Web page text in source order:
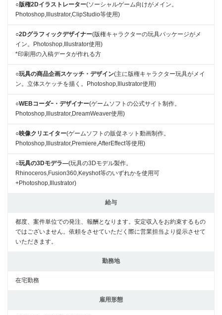
○版権2Dイラストレーター(ソーシャルゲーム向けがメイン。
Photoshop,Illustrator,ClipStudio等使用)
○2Dグラフィックデザイナー(版権キャラクターの玩具パッケージがメ
イン。Photoshop,Illustrator使用)
*印刷用の入稿データが作れる方
○玩具の商品企画スケッチ・デザイン(主に版権キャラクター玩具がメイ
ン。立体スケッチを描く。Photoshop,Illustrator使用)
○WEBコーダｰ・デザイナー(ゲームソフトの公式サイト制作。
Photoshop,Illustrator,DreamWeaver使用)
○映像クリエイター(ゲームソフトの販促ネット動画制作。
Photoshop,Illustrator,Premiere,AfterEffect等使用)
○玩具の3Dモデラ―(玩具の3Dモデル製作。
Rhinoceros,Fusion360,Keyshot等のいずれかを使用可
+Photoshop,Illustrator)
給与
都度、案件単位での発注、報酬となります。安定収入をお約束するもの
ではございません。依頼をさせていただく際に営業担当より提示させて
いただきます。
勤務地
在宅勤務
雇用形態